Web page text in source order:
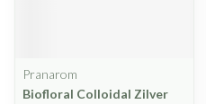
Pranarom
Biofloral Colloidal Zilver